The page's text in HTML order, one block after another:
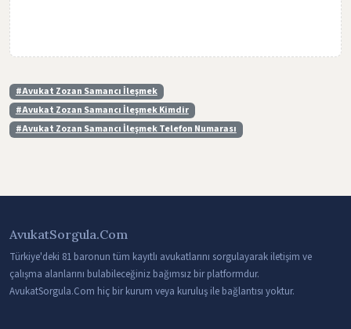
#Avukat Zozan Samancı İleşmek
#Avukat Zozan Samancı İleşmek Kimdir
#Avukat Zozan Samancı İleşmek Telefon Numarası
AvukatSorgula.Com
Türkiye'deki 81 baronun tüm kayıtlı avukatlarını sorgulayarak iletişim ve
çalışma alanlarını bulabileceğiniz bağımsız bir platformdur.
AvukatSorgula.Com hiç bir kurum veya kuruluş ile bağlantısı yoktur.